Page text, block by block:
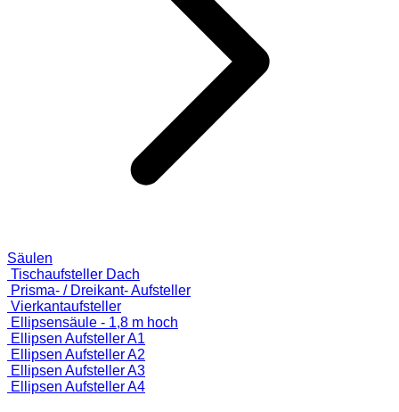
Säulen
Tischaufsteller Dach
Prisma- / Dreikant- Aufsteller
Vierkantaufsteller
Ellipsensäule - 1,8 m hoch
Ellipsen Aufsteller A1
Ellipsen Aufsteller A2
Ellipsen Aufsteller A3
Ellipsen Aufsteller A4